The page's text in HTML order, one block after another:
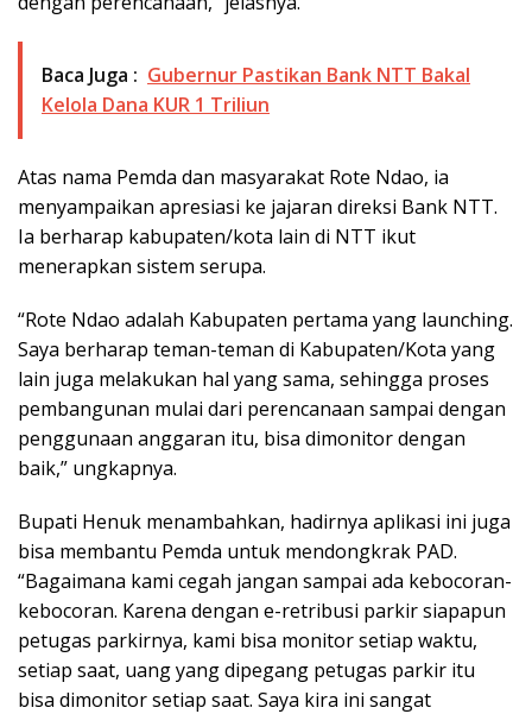
Baca Juga : Gubernur Pastikan Bank NTT Bakal
Kelola Dana KUR 1 Triliun
Atas nama Pemda dan masyarakat Rote Ndao, ia
menyampaikan apresiasi ke jajaran direksi Bank NTT.
Ia berharap kabupaten/kota lain di NTT ikut
menerapkan sistem serupa.
“Rote Ndao adalah Kabupaten pertama yang launching.
Saya berharap teman-teman di Kabupaten/Kota yang
lain juga melakukan hal yang sama, sehingga proses
pembangunan mulai dari perencanaan sampai dengan
penggunaan anggaran itu, bisa dimonitor dengan
baik,” ungkapnya.
Bupati Henuk menambahkan, hadirnya aplikasi ini juga
bisa membantu Pemda untuk mendongkrak PAD.
“Bagaimana kami cegah jangan sampai ada kebocoran-
kebocoran. Karena dengan e-retribusi parkir siapapun
petugas parkirnya, kami bisa monitor setiap waktu,
setiap saat, uang yang dipegang petugas parkir itu
bisa dimonitor setiap saat. Saya kira ini sangat